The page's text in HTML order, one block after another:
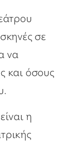
σε
να
και όσους
η